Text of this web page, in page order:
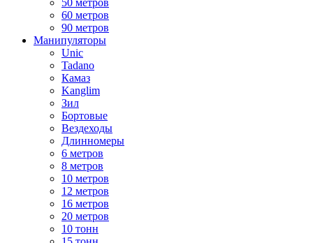
50 метров
60 метров
90 метров
Манипуляторы
Unic
Tadano
Камаз
Kanglim
Зил
Бортовые
Вездеходы
Длинномеры
6 метров
8 метров
10 метров
12 метров
16 метров
20 метров
10 тонн